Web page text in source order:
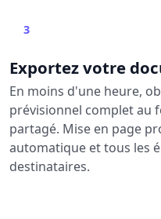
3
Exportez votre
En moins d'une heure,
prévisionnel complet au
partagé. Mise en page
automatique et tous les
destinataires.